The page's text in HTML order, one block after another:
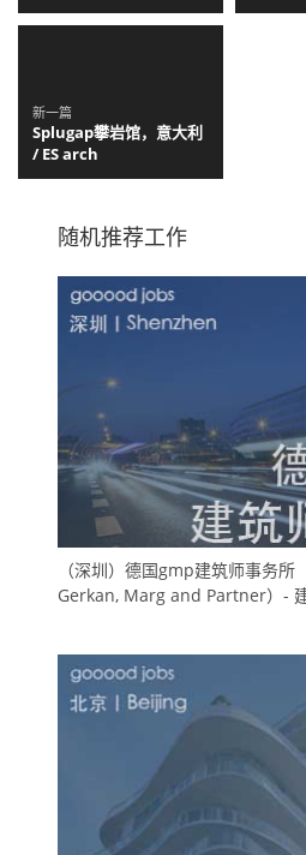
新一篇
Splugap攀岩馆，意大利
/ ES arch
随机推荐工作
（深圳）德国gmp建筑师事务
Gerkan, Marg and Partner）-